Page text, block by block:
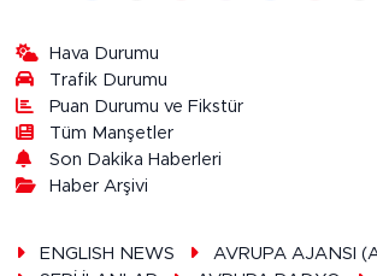
Hava Durumu
Trafik Durumu
Puan Durumu ve Fikstür
Tüm Manşetler
Son Dakika Haberleri
Haber Arşivi
ENGLISH NEWS
AVRUPA AJANSI